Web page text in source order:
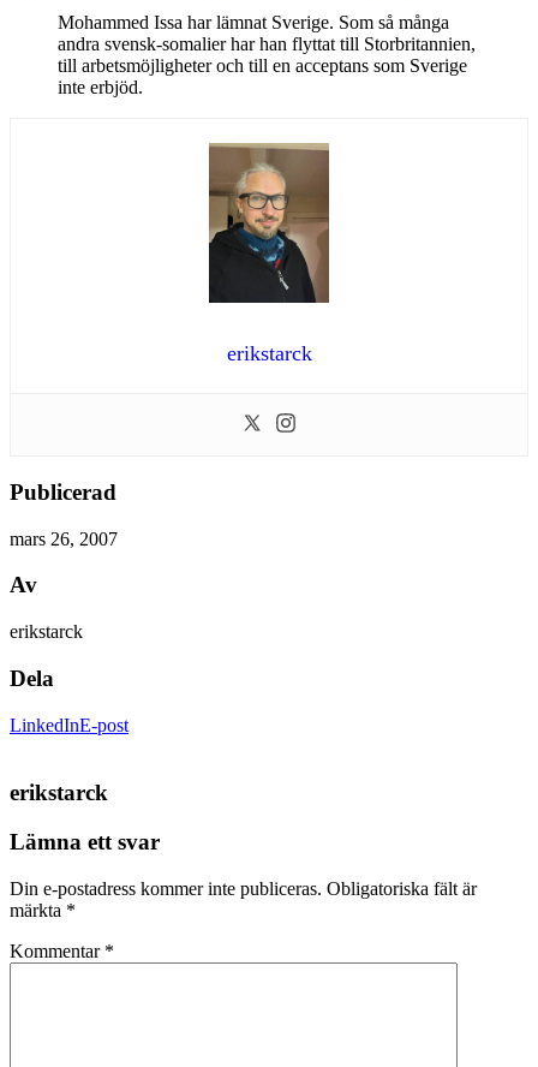
Mohammed Issa har lämnat Sverige. Som så många
andra svensk-somalier har han flyttat till Storbritannien,
till arbetsmöjligheter och till en acceptans som Sverige
inte erbjöd.
erikstarck
Publicerad
mars 26, 2007
Av
erikstarck
Dela
LinkedInE-post
erikstarck
Lämna ett svar
Din e-postadress kommer inte publiceras. Obligatoriska fält är
märkta *
Kommentar *